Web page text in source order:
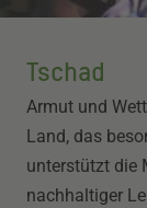
Tschad
Armut und
Land, das
unterstützt die
nachhaltiger